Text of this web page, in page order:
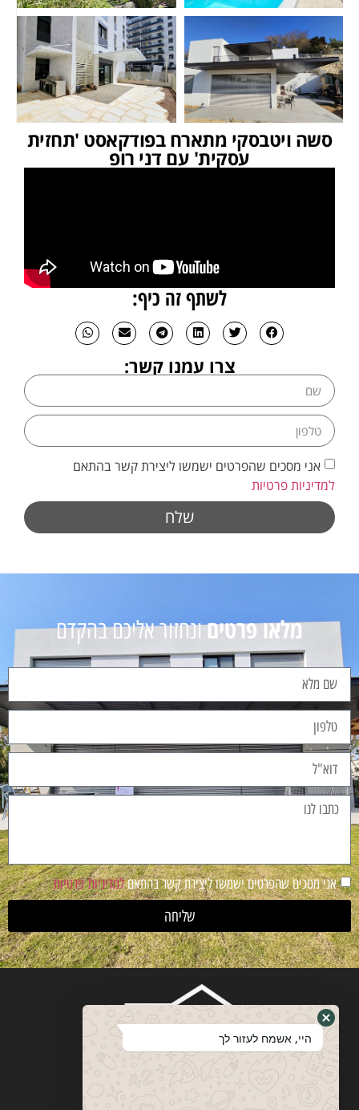
סשה ויטבסקי מתארח בפודקאסט 'תחזית
עסקית' עם דני רופ
לשתף זה כיף:
צרו עמנו קשר:
אני מסכים שהפרטים ישמשו ליצירת קשר בהתאם
למדיניות פרטיות
שלח
מלאו פרטיםונחזור אליכם בהקדם
אני מסכים שהפרטים ישמשו ליצירת קשר בהתאםלמדיניות פרטיות
שליחה
היי, אשמח לעזור לך